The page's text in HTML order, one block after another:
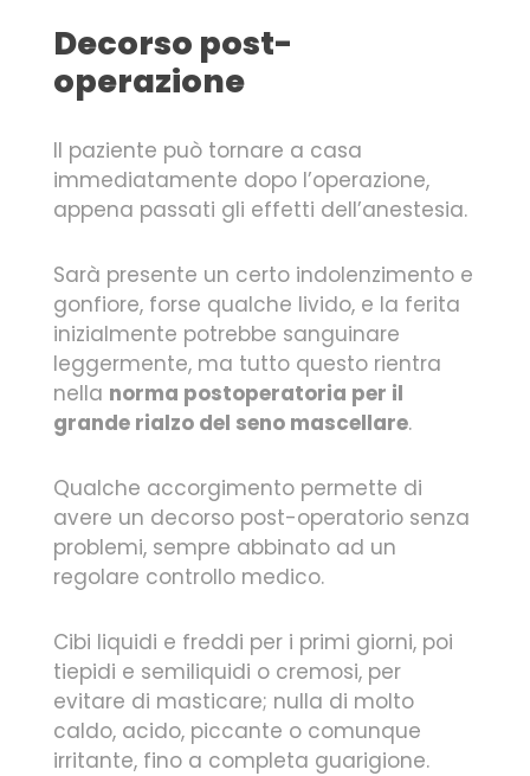
Decorso post-
operazione
Il paziente può tornare a casa
immediatamente dopo l’operazione,
appena passati gli effetti dell’anestesia.
Sarà presente un certo indolenzimento e
gonfiore, forse qualche livido, e la ferita
inizialmente potrebbe sanguinare
leggermente, ma tutto questo rientra
nella norma postoperatoria per il
grande rialzo del seno mascellare.
Qualche accorgimento permette di
avere un decorso post-operatorio senza
problemi, sempre abbinato ad un
regolare controllo medico.
Cibi liquidi e freddi per i primi giorni, poi
tiepidi e semiliquidi o cremosi, per
evitare di masticare; nulla di molto
caldo, acido, piccante o comunque
irritante, fino a completa guarigione.